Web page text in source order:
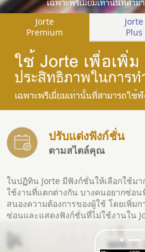
Jorte
Premium
Jorte
Plus
ปรับแต่งฟังก์ชั่น
ตามสไตล์คุณ
ในปฏิทิน Jorte มีฟังก์ชั่นให้เลือกใช้ม
ใช้งานที่แตกต่างกัน บางคนอยากซ่อน
สนองความต้องการของผู้ใช้ โดยเพิ่ม
ซ่อนและแสดงฟังก์ชั่นที่ไม่ใช้งานใน